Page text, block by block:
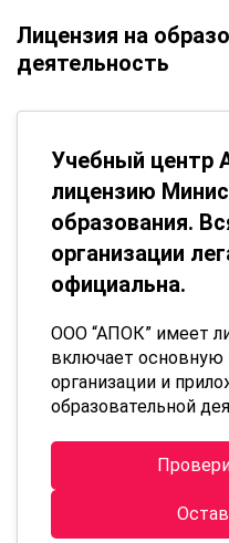
Лицензия на
деятельность
Учебный центр
лицензию
образования.
организации
официальна.
ООО “АПОК” имеет
включает
организации и
образовательной